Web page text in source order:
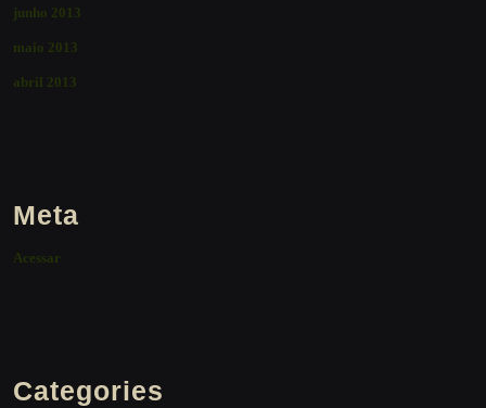
junho 2013
maio 2013
abril 2013
Meta
Acessar
Categories